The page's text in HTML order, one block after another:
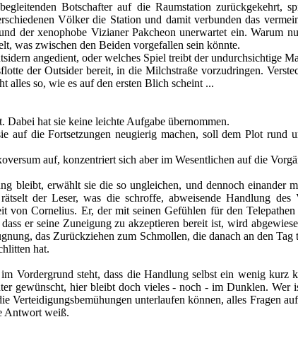
Botschafter auf die Raumstation zurückgekehrt,
Völker die Station und damit verbunden das
der xenophobe Vizianer Pakcheon unerwartet ein. Warum
was zwischen den Beiden vorgefallen sein könnte.
angedient, oder welches Spiel treibt der undurchsichtige
der Outsider bereit, in die Milchstraße vorzudringen.
alles so, wie es auf den ersten Blich scheint ...
Dabei hat sie keine leichte Aufgabe übernommen.
auf die Fortsetzungen neugierig machen, soll dem Plot rund
auf, konzentriert sich aber im Wesentlichen auf die
bleibt, erwählt sie die so ungleichen, und dennoch einander
der Leser, was die schroffe, abweisende Handlung
von Cornelius. Er, der mit seinen Gefühlen für den
er seine Zuneigung zu akzeptieren bereit ist, wird
das Zurückziehen zum Schmollen, die danach an den Tag
hat.
Vordergrund steht, dass die Handlung selbst ein wenig kurz
gewünscht, hier bleibt doch vieles - noch - im Dunklen. Wer
Verteidigungsbemühungen unterlaufen können, alles Fragen
Antwort weiß.